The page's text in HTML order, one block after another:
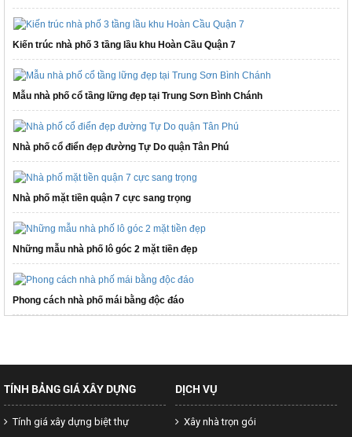
Kiến trúc nhà phố 3 tầng lầu khu Hoàn Cầu Quận 7
Mẫu nhà phố cổ tầng lững đẹp tại Trung Sơn Bình Chánh
Nhà phố cổ điển đẹp đường Tự Do quận Tân Phú
Nhà phố mặt tiền quận 7 cực sang trọng
Những mẫu nhà phố lô góc 2 mặt tiền đẹp
Phong cách nhà phố mái bằng độc đáo
TÍNH BẢNG GIÁ XÂY DỰNG
Tính giá xây dựng biệt thự
DỊCH VỤ
Xây nhà trọn gói